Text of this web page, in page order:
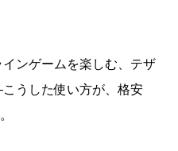
ンゲームを楽しむ、テザ
うした使い方が、格安